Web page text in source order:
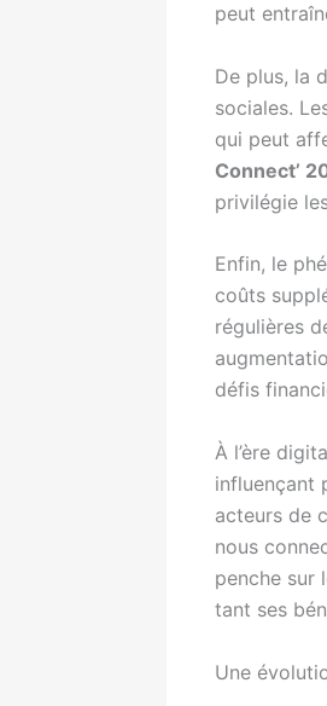
peut
De plus, la
sociales.
qui peut
Connect’
privilégie
Enfin, le
coûts
régulières
défis
À l’ère
influençant
acteurs de
nous
penche sur
tant ses
Une